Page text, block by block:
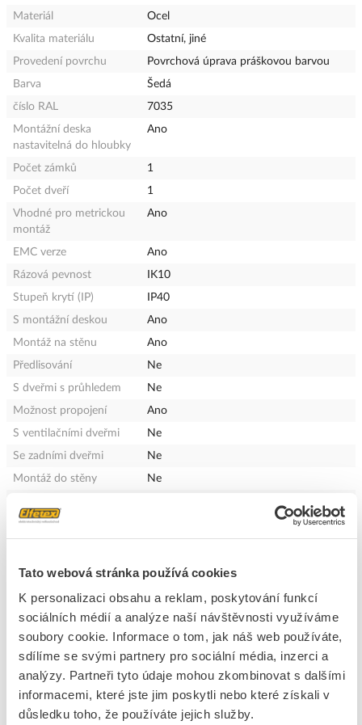
Tato webová stránka používá cookies
K personalizaci obsahu a reklam, poskytování funkcí
sociálních médií a analýze naší návštěvnosti využíváme
soubory cookie. Informace o tom, jak náš web používáte,
sdílíme se svými partnery pro sociální média, inzerci a
analýzy. Partneři tyto údaje mohou zkombinovat s dalšími
informacemi, které jste jim poskytli nebo které získali v
důsledku toho, že používáte jejich služby.
Materiál
Ocel
Kvalita materiálu
Ostatní, jiné
Provedení povrchu
Povrchová úprava práškovou barvou
Barva
Šedá
číslo RAL
7035
Montážní deska
nastavitelná do hloubky
Ano
Počet zámků
1
Počet dveří
1
Vhodné pro metrickou
montáž
Ano
EMC verze
Ano
Rázová pevnost
IK10
Stupeň krytí (IP)
IP40
S montážní deskou
Ano
Montáž na stěnu
Ano
Předlisování
Ne
S dveřmi s průhledem
Ne
Možnost propojení
Ano
S ventilačními dveřmi
Ne
Se zadními dveřmi
Ne
Montáž do stěny
Ne
Se dveřmi
Upevnění na stožár
Ne
Průhledný kryt
Určeno pro venkovní
použití
Ne
Druh ochrany ( NEMA)
4X
Kapacita ztráty tepla
(Delta T = 20 K) podle
IEC/TR 60890
384.212 W